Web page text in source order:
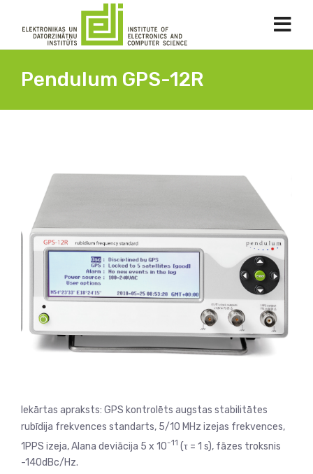
Pendulum GPS-12R
Iekārtas apraksts: GPS kontrolēts augstas stabilitātes
rubīdija frekvences standarts, 5/10 MHz izejas frekvences,
1PPS izeja, Alana deviācija 5 x 10-11 (τ = 1 s), fāzes troksnis
-140dBc/Hz.